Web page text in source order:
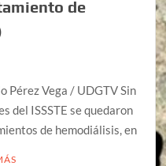
de
Pérez Vega / UDGTV Sin
del ISSSTE se quedaron
de hemodiálisis, en